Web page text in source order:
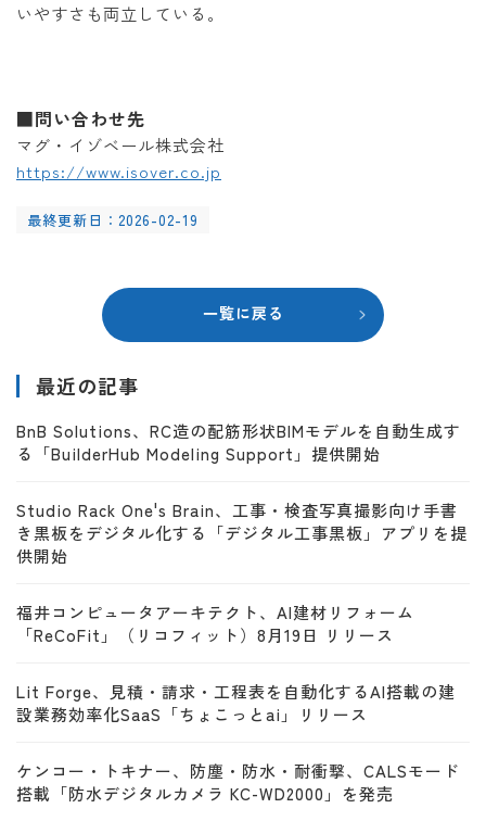
いやすさも両立している。
■問い合わせ先
マグ・イゾベール株式会社
https://www.isover.co.jp
最終更新日：2026-02-19
一覧に戻る
最近の記事
BnB Solutions、RC造の配筋形状BIMモデルを自動生成す
る「BuilderHub Modeling Support」提供開始
Studio Rack One's Brain、工事・検査写真撮影向け手書
き黒板をデジタル化する「デジタル工事黒板」アプリを提
供開始
福井コンピュータアーキテクト、AI建材リフォーム
「ReCoFit」（リコフィット）8月19日 リリース
Lit Forge、見積・請求・工程表を自動化するAI搭載の建
設業務効率化SaaS「ちょこっとai」リリース
ケンコー・トキナー、防塵・防水・耐衝撃、CALSモード
搭載「防水デジタルカメラ KC-WD2000」を発売